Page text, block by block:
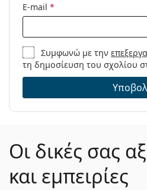
Προϊόντος /
Μοντέλο:
2737 300
E-mail *
Συμφωνώ με την
τη δημοσίευση του σχολίου
Οι δικές σας
και εμπειρίες